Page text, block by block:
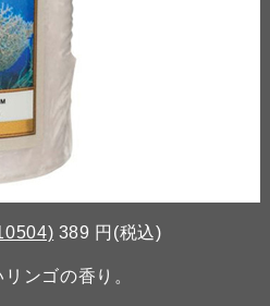
389 円(税込)
ンゴの香り。